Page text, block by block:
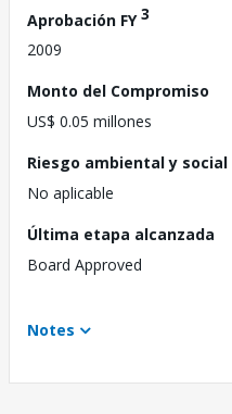
Aprobación FY3
2009
Monto del Compromiso
US$ 0.05 millones
Riesgo ambiental y social
No aplicable
Última etapa alcanzada
Board Approved
Notes